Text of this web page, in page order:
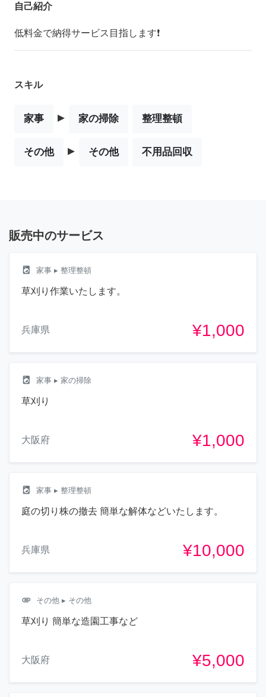
自己紹介
低料金で納得サービス目指します❗
スキル
家事 ▸ 家の掃除 整理整頓
その他 ▸ その他 不用品回収
販売中のサービス
local_laundry_service 家事 ▸ 整理整頓
草刈り作業いたします。
兵庫県 ¥1,000
local_laundry_service 家事 ▸ 家の掃除
草刈り
大阪府 ¥1,000
local_laundry_service 家事 ▸ 整理整頓
庭の切り株の撤去 簡単な解体などいたします。
兵庫県 ¥10,000
attachment その他 ▸ その他
草刈り 簡単な造園工事など
大阪府 ¥5,000